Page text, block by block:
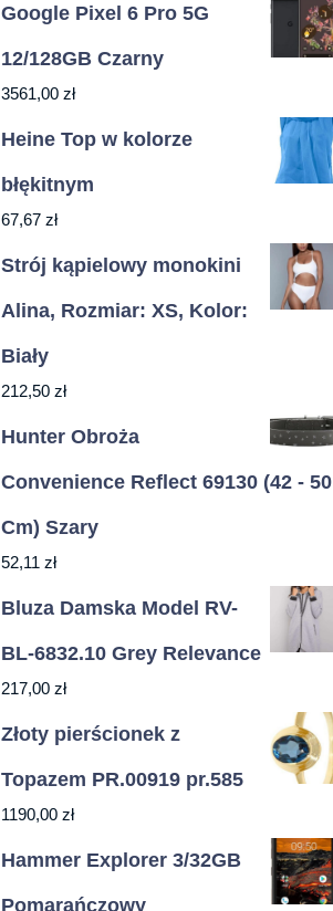
Google Pixel 6 Pro 5G
12/128GB Czarny
3561,00 zł
Heine Top w kolorze
błękitnym
67,67 zł
Strój kąpielowy monokini
Alina, Rozmiar: XS, Kolor:
Biały
212,50 zł
Hunter Obroża
Convenience Reflect 69130 (42 - 50
Cm) Szary
52,11 zł
Bluza Damska Model RV-
BL-6832.10 Grey Relevance
217,00 zł
Złoty pierścionek z
Topazem PR.00919 pr.585
1190,00 zł
Hammer Explorer 3/32GB
Pomarańczowy